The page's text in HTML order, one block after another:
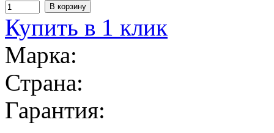
Купить в 1 клик
Марка:
Страна:
Гарантия: